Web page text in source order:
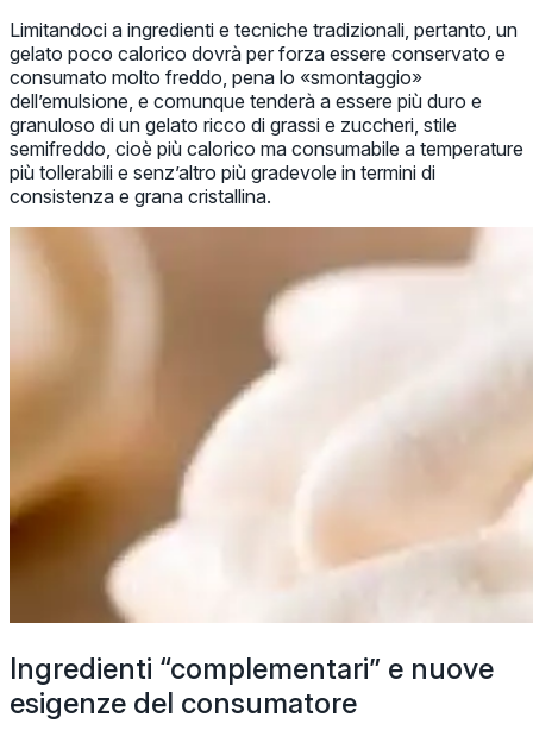
Limitandoci a ingredienti e tecniche tradizionali, pertanto, un
gelato poco calorico dovrà per forza essere conservato e
consumato molto freddo, pena lo «smontaggio»
dell’emulsione, e comunque tenderà a essere più duro e
granuloso di un gelato ricco di grassi e zuccheri, stile
semifreddo, cioè più calorico ma consumabile a temperature
più tollerabili e senz’altro più gradevole in termini di
consistenza e grana cristallina.
Ingredienti “complementari” e nuove
esigenze del consumatore